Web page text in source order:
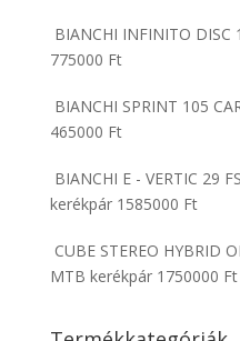
BIANCHI INFINITO
775000 Ft
BIANCHI SPRINT 105
465000 Ft
BIANCHI E - VERTIC 29
kerékpár 1585000 Ft
CUBE STEREO HYBRID
MTB kerékpár 1750000 Ft